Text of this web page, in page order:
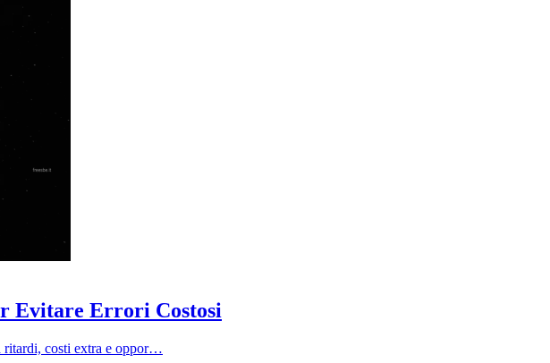
Evitare Errori Costosi
ritardi, costi extra e oppor…